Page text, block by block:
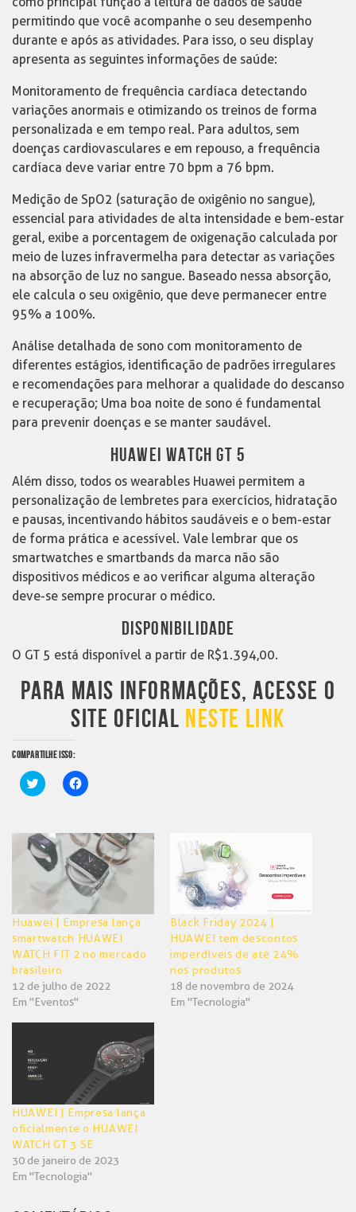
permitindo que você acompanhe o seu desempenho
durante e após as atividades. Para isso, o seu display
apresenta as seguintes informações de saúde:
Monitoramento de frequência cardíaca detectando
variações anormais e otimizando os treinos de forma
personalizada e em tempo real. Para adultos, sem
doenças cardiovasculares e em repouso, a frequência
cardíaca deve variar entre 70 bpm a 76 bpm.
Medição de SpO2 (saturação de oxigênio no sangue),
essencial para atividades de alta intensidade e bem-estar
geral, exibe a porcentagem de oxigenação calculada por
meio de luzes infravermelha para detectar as variações
na absorção de luz no sangue. Baseado nessa absorção,
ele calcula o seu oxigênio, que deve permanecer entre
95% a 100%.
Análise detalhada de sono com monitoramento de
diferentes estágios, identificação de padrões irregulares
e recomendações para melhorar a qualidade do descanso
e recuperação; Uma boa noite de sono é fundamental
para prevenir doenças e se manter saudável.
HUAWEI WATCH GT 5
Além disso, todos os wearables Huawei permitem a
personalização de lembretes para exercícios, hidratação
e pausas, incentivando hábitos saudáveis e o bem-estar
de forma prática e acessível. Vale lembrar que os
smartwatches e smartbands da marca não são
dispositivos médicos e ao verificar alguma alteração
deve-se sempre procurar o médico.
DISPONIBILIDADE
O GT 5 está disponível a partir de R$1.394,00.
PARA MAIS INFORMAÇÕES, ACESSE O
SITE OFICIAL NESTE LINK
COMPARTILHE ISSO:
Clique
para
em
nova
janela)
Clique
para
em
nova
janela)
Huawei | Empresa lança
smartwatch HUAWEI
WATCH FIT 2 no mercado
brasileiro
12 de julho de 2022
Em "Eventos"
Black Friday 2024 |
HUAWEI tem descontos
imperdíveis de até 24%
nos produtos
18 de novembro de 2024
Em "Tecnologia"
HUAWEI | Empresa lança
oficialmente o HUAWEI
WATCH GT 3 SE
30 de janeiro de 2023
Em "Tecnologia"